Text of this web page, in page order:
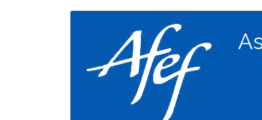
Navigation
principale